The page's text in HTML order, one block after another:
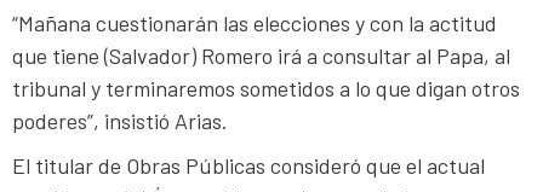
“Mañana cuestionarán las elecciones y con la actitud
que tiene (Salvador) Romero irá a consultar al Papa, al
tribunal y terminaremos sometidos a lo que digan otros
poderes”, insistió Arias.
El titular de Obras Públicas consideró que el actual